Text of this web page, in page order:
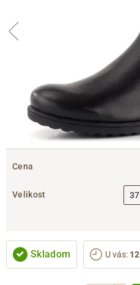
Cena
Velikost 37
Skladom U vás: